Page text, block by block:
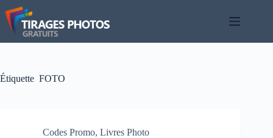
Passer
au
contenu
Étiquette FOTO
Codes Promo, Livres Photo